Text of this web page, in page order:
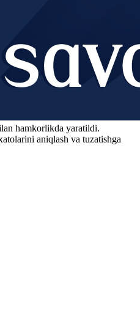
hamkorlikda yaratildi.
aniqlash va tuzatishga